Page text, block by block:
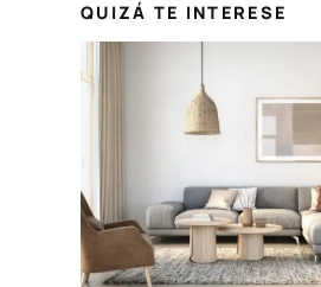
QUIZÁ TE INTERESE